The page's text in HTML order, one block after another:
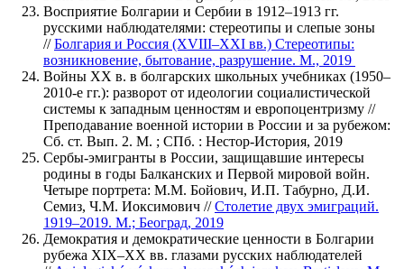
Восприятие Болгарии и Сербии в 1912–1913 гг.
русскими наблюдателями: стереотипы и слепые зоны
//Болгария и Россия (XVIII–XXI вв.) Стереотипы:
возникновение, бытование, разрушение. М., 2019
Войны ХХ в. в болгарских школьных учебниках (1950–
2010-е гг.): разворот от идеологии социалистической
системы к западным ценностям и европоцентризму //
Преподавание военной истории в России и за рубежом:
Сб. ст. Вып. 2. М. ; СПб. : Нестор-История, 2019
Сербы-эмигранты в России, защищавшие интересы
родины в годы Балканских и Первой мировой войн.
Четыре портрета: М.М. Бойович, И.П. Табурно, Д.И.
Семиз, Ч.М. Иоксимович //Столетие двух эмиграций.
1919–2019. М.; Београд, 2019
Демократия и демократические ценности в Болгарии
рубежа XIX–XX вв. глазами русских наблюдателей